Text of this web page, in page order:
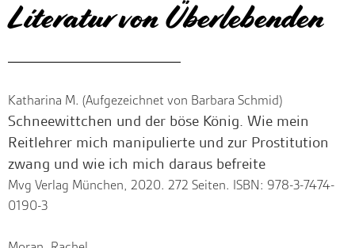
Literatur von Überlebenden
Katharina M. (Aufgezeichnet von Barbara Schmid)
Schneewittchen und der böse König. Wie mein
Reitlehrer mich manipulierte und zur Prostitution
zwang und wie ich mich daraus befreite
Mvg Verlag München, 2020. 272 Seiten. ISBN: 978-3-7474-
0190-3